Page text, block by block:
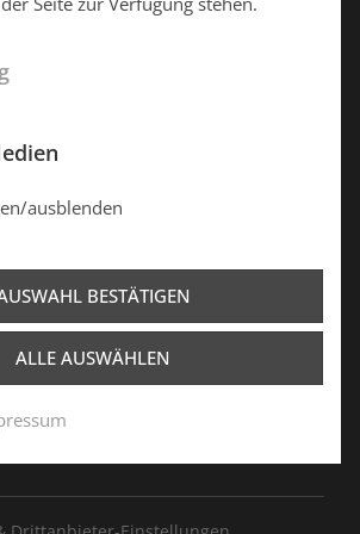
ausblenden
BESTÄTIGEN
ALLE AUSWÄHLEN